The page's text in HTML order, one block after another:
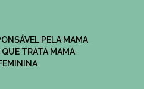
PELA MAMA
QUE TRATA MAMA